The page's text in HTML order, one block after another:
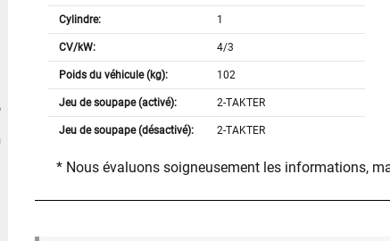
Cylindre: 1
CV/kW: 4/3
Poids du véhicule (kg): 102
Jeu de soupape (activé): 2-TAKTER
Jeu de soupape (désactivé): 2-TAKTER
* Nous évaluons soigneusement les informations,